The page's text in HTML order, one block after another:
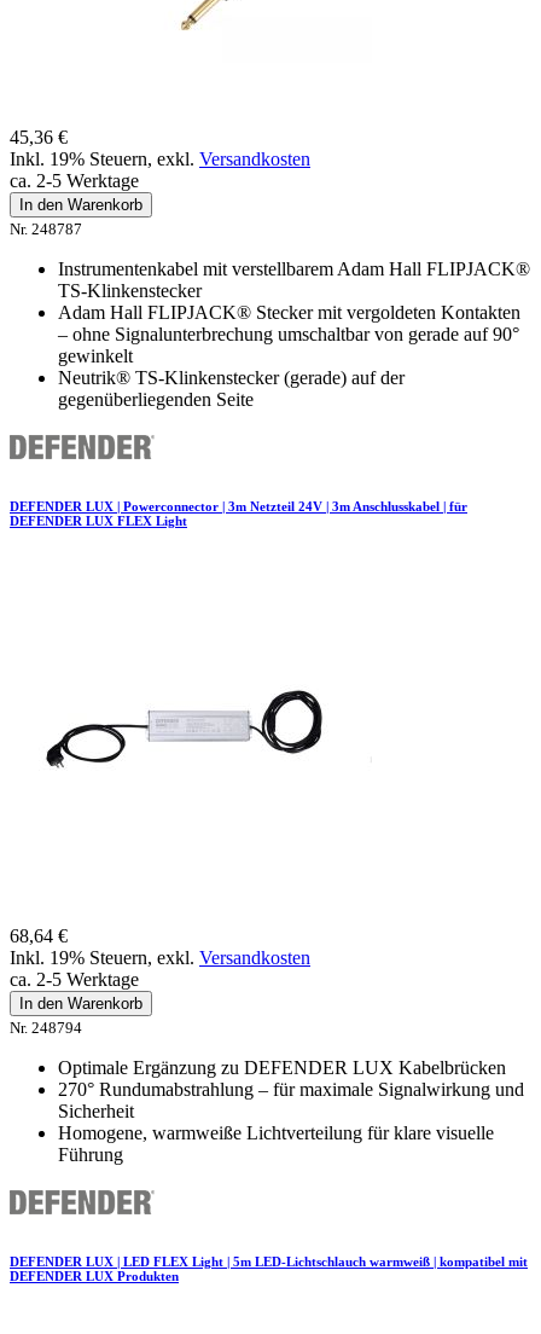
45,36 €
Inkl. 19% Steuern, exkl. Versandkosten
ca. 2-5 Werktage
In den Warenkorb
Nr. 248787
Instrumentenkabel mit verstellbarem Adam Hall FLIPJACK®
TS-Klinkenstecker
Adam Hall FLIPJACK® Stecker mit vergoldeten Kontakten
– ohne Signalunterbrechung umschaltbar von gerade auf 90°
gewinkelt
Neutrik® TS-Klinkenstecker (gerade) auf der
gegenüberliegenden Seite
DEFENDER LUX | Powerconnector | 3m Netzteil 24V | 3m Anschlusskabel | für
DEFENDER LUX FLEX Light
68,64 €
Inkl. 19% Steuern, exkl. Versandkosten
ca. 2-5 Werktage
In den Warenkorb
Nr. 248794
Optimale Ergänzung zu DEFENDER LUX Kabelbrücken
270° Rundumabstrahlung – für maximale Signalwirkung und
Sicherheit
Homogene, warmweiße Lichtverteilung für klare visuelle
Führung
DEFENDER LUX | LED FLEX Light | 5m LED-Lichtschlauch warmweiß | kompatibel mit
DEFENDER LUX Produkten